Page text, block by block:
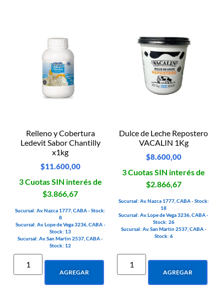
Relleno y Cobertura
Ledevit Sabor Chantilly
x1kg
$11.600,00
3 Cuotas SIN interés de
$3.866,67
Sucursal: Av. Nazca 1777, CABA - Stock:
8
Sucursal: Av. Lope de Vega 3236, CABA -
Stock: 13
Sucursal: Av. San Martin 2537, CABA -
Stock: 12
AGREGAR
Dulce de Leche Repostero
VACALIN 1Kg
$8.600,00
3 Cuotas SIN interés de
$2.866,67
Sucursal: Av. Nazca 1777, CABA - Stock:
18
Sucursal: Av. Lope de Vega 3236, CABA -
Stock: 26
Sucursal: Av. San Martin 2537, CABA -
Stock: 6
AGREGAR